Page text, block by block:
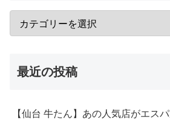
最近の投稿
【仙台 牛たん】あの人気店がエス